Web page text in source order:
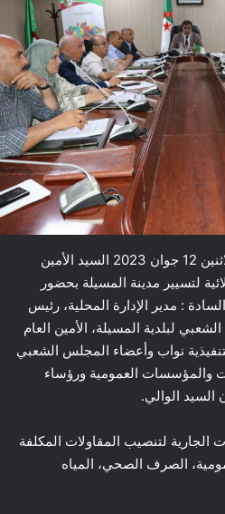
المسيلة/ ترأس امسية اليوم الاثنين 12 جوان 2023 السيد الأمين
لتسيير مدينة المسيلة بحضور
: مدير الإدارة المحلية، رئيس
لبلدية المسيلة، الأمين العام
نواب وأعضاء المجلس الشعبي
والمؤسسات العمومية ورؤساء
السيد الوالي.
الجارية لتنصيب المقاولات المكلفة
الصرف الصحي، المياه